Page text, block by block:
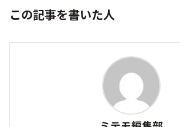
この記事を書いた人